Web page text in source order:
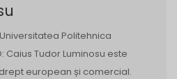
Universitatea Politehnica
Caius Tudor Luminosu este
european și comercial.